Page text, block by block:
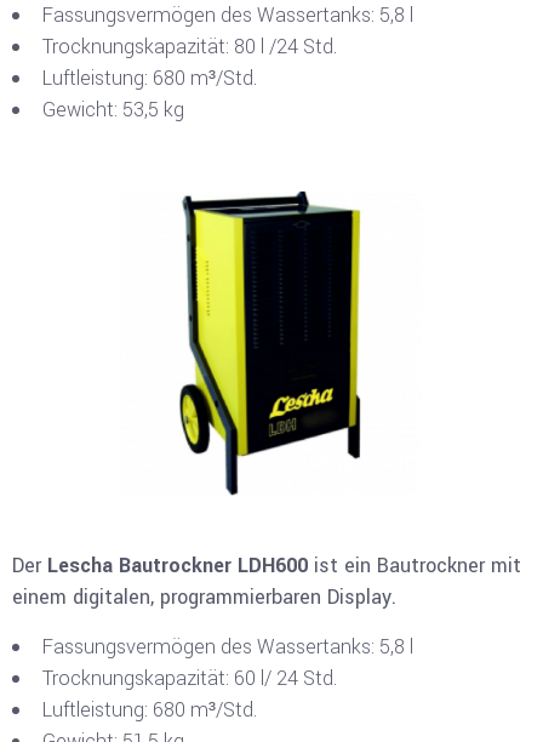
Fassungsvermögen des Wassertanks: 5,8 l
Trocknungskapazität: 80 l /24 Std.
Luftleistung: 680 m³/Std.
Gewicht: 53,5 kg
Der Lescha Bautrockner LDH600 ist ein Bautrockner mit
einem digitalen, programmierbaren Display.
Fassungsvermögen des Wassertanks: 5,8 l
Trocknungskapazität: 60 l/ 24 Std.
Luftleistung: 680 m³/Std.